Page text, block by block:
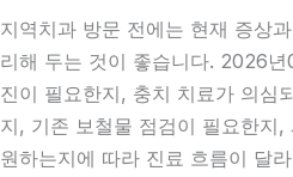
지역치과 방문 전에는 현재 증상
리해 두는 것이 좋습니다. 2026
진이 필요한지, 충치 치료가 의심
지, 기존 보철물 점검이 필요한지
원하는지에 따라 진료 흐름이 달